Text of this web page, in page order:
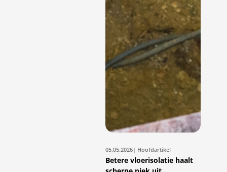
05.05.2026| Hoofdartikel
Betere vloerisolatie haalt